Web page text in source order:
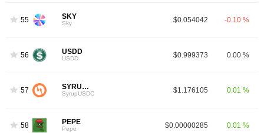
55 SKY
Sky $0.054042 -0.10 %
56 USDD
USDD $0.999373 0.00 %
57 SYRUPUSDC
SyrupUSDC $1.176105 0.01 %
58 PEPE
Pepe $0.00000285 0.01 %